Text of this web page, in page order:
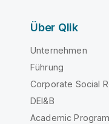
Über Qlik
Unternehmen
Führung
Corporate Social
DEI&B
Academic Program